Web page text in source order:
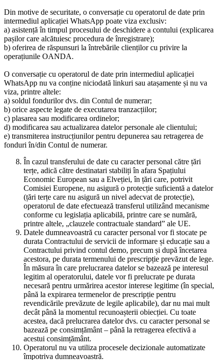
Din motive de securitate, o conversație cu operatorul de date prin
intermediul aplicației WhatsApp poate viza exclusiv:
a) asistență în timpul procesului de deschidere a contului (explicarea
pașilor care alcătuiesc procedura de înregistrare);
b) oferirea de răspunsuri la întrebările clienților cu privire la
operațiunile OANDA.
O conversație cu operatorul de date prin intermediul aplicației
WhatsApp nu va conține niciodată linkuri sau atașamente și nu va
viza, printre altele:
a) soldul fondurilor dvs. din Contul de numerar;
b) orice aspecte legate de executarea tranzacțiilor;
c) plasarea sau modificarea ordinelor;
d) modificarea sau actualizarea datelor personale ale clientului;
e) transmiterea instrucțiunilor pentru depunerea sau retragerea de
fonduri în/din Contul de numerar.
În cazul transferului de date cu caracter personal către țări
terțe, adică către destinatari stabiliți în afara Spațiului
Economic European sau a Elveției, în țări care, potrivit
Comisiei Europene, nu asigură o protecție suficientă a datelor
(țări terțe care nu asigură un nivel adecvat de protecție),
operatorul de date efectuează transferul utilizând mecanisme
conforme cu legislația aplicabilă, printre care se numără,
printre altele, „clauzele contractuale standard” ale UE.
Datele dumneavoastră cu caracter personal vor fi stocate pe
durata Contractului de servicii de informare și educație sau a
Contractului privind contul demo, precum și după încetarea
acestora, pe durata termenului de prescripție prevăzut de lege.
În măsura în care prelucrarea datelor se bazează pe interesul
legitim al operatorului, datele vor fi prelucrate pe durata
necesară pentru urmărirea acestor interese legitime (în special,
până la expirarea termenelor de prescripție pentru
revendicările prevăzute de legile aplicabile), dar nu mai mult
decât până la momentul recunoașterii obiecției. Cu toate
acestea, dacă prelucrarea datelor dvs. cu caracter personal se
bazează pe consimțământ – până la retragerea efectivă a
acestui consimțământ.
Operatorul nu va utiliza procesele decizionale automatizate
împotriva dumneavoastră.